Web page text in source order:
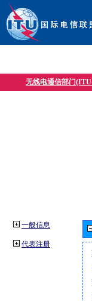
无线电通信部门
一般信息
代表注册